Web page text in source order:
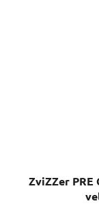
ZviZZer PRE